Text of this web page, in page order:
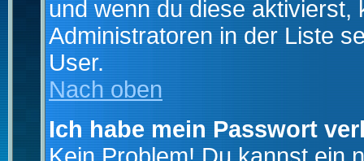
und wenn du diese aktivierst,
Administratoren in der Liste
User.
Nach oben
Ich habe mein Passwort